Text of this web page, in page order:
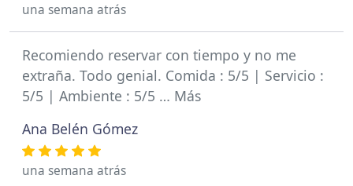
una semana atrás
Recomiendo reservar con tiempo y no me
extraña. Todo genial. Comida : 5/5 | Servicio :
5/5 | Ambiente : 5/5 … Más
Ana Belén Gómez
una semana atrás